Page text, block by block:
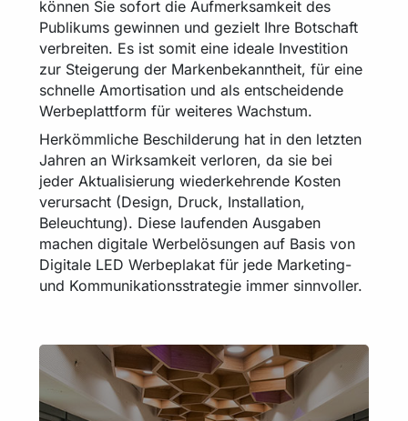
können Sie sofort die Aufmerksamkeit des
Publikums gewinnen und gezielt Ihre Botschaft
verbreiten. Es ist somit eine ideale Investition
zur Steigerung der Markenbekanntheit, für eine
schnelle Amortisation und als entscheidende
Werbeplattform für weiteres Wachstum.
Herkömmliche Beschilderung hat in den letzten
Jahren an Wirksamkeit verloren, da sie bei
jeder Aktualisierung wiederkehrende Kosten
verursacht (Design, Druck, Installation,
Beleuchtung). Diese laufenden Ausgaben
machen digitale Werbelösungen auf Basis von
Digitale LED Werbeplakat für jede Marketing-
und Kommunikationsstrategie immer sinnvoller.